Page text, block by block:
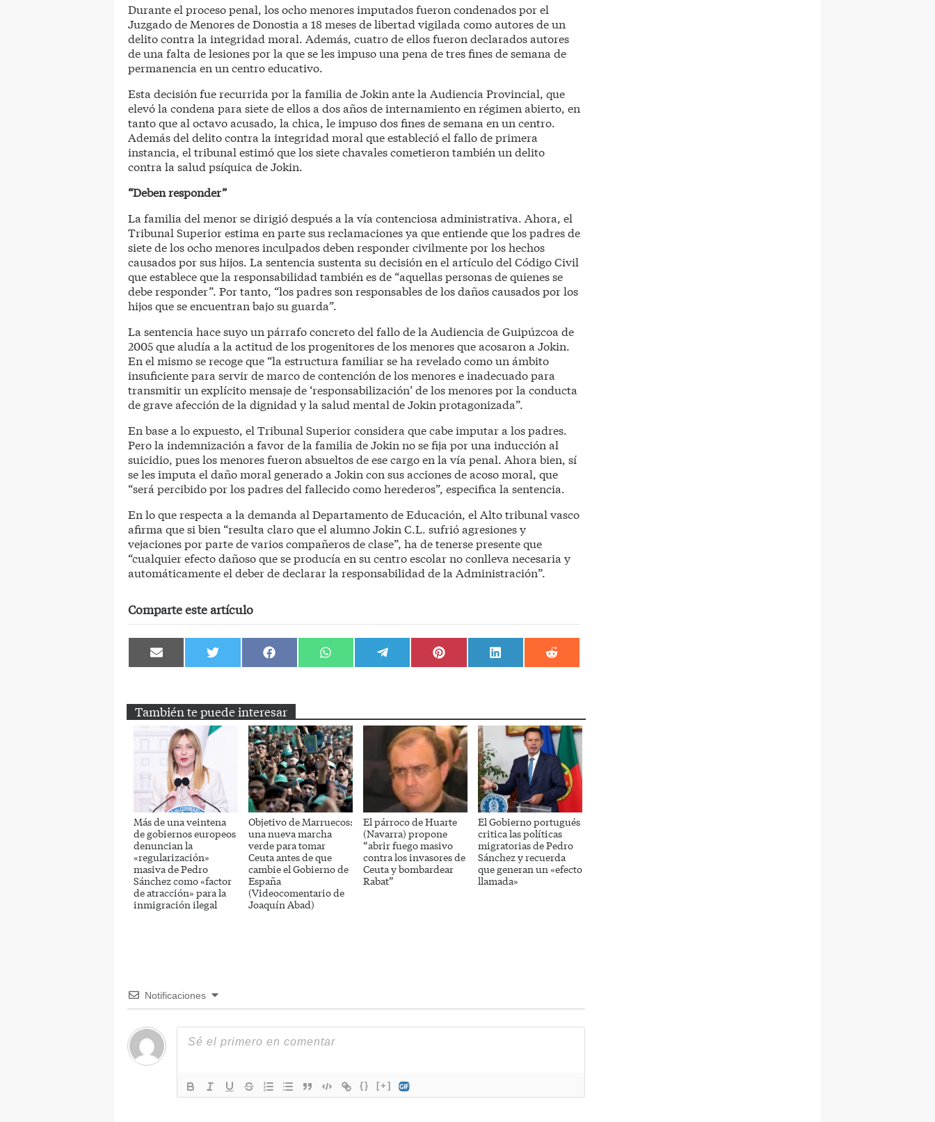
Durante el proceso penal, los ocho menores imputados fueron condenados por el
Juzgado de Menores de Donostia a 18 meses de libertad vigilada como autores de un
delito contra la integridad moral. Además, cuatro de ellos fueron declarados autores
de una falta de lesiones por la que se les impuso una pena de tres fines de semana de
permanencia en un centro educativo.
Esta decisión fue recurrida por la familia de Jokin ante la Audiencia Provincial, que
elevó la condena para siete de ellos a dos años de internamiento en régimen abierto, en
tanto que al octavo acusado, la chica, le impuso dos fines de semana en un centro.
Además del delito contra la integridad moral que estableció el fallo de primera
instancia, el tribunal estimó que los siete chavales cometieron también un delito
contra la salud psíquica de Jokin.
“Deben responder”
La familia del menor se dirigió después a la vía contenciosa administrativa. Ahora, el
Tribunal Superior estima en parte sus reclamaciones ya que entiende que los padres de
siete de los ocho menores inculpados deben responder civilmente por los hechos
causados por sus hijos. La sentencia sustenta su decisión en el artículo del Código Civil
que establece que la responsabilidad también es de “aquellas personas de quienes se
debe responder”. Por tanto, “los padres son responsables de los daños causados por los
hijos que se encuentran bajo su guarda”.
La sentencia hace suyo un párrafo concreto del fallo de la Audiencia de Guipúzcoa de
2005 que aludía a la actitud de los progenitores de los menores que acosaron a Jokin.
En el mismo se recoge que “la estructura familiar se ha revelado como un ámbito
insuficiente para servir de marco de contención de los menores e inadecuado para
transmitir un explícito mensaje de ‘responsabilización’ de los menores por la conducta
de grave afección de la dignidad y la salud mental de Jokin protagonizada”.
En base a lo expuesto, el Tribunal Superior considera que cabe imputar a los padres.
Pero la indemnización a favor de la familia de Jokin no se fija por una inducción al
suicidio, pues los menores fueron absueltos de ese cargo en la vía penal. Ahora bien, sí
se les imputa el daño moral generado a Jokin con sus acciones de acoso moral, que
“será percibido por los padres del fallecido como herederos”, especifica la sentencia.
En lo que respecta a la demanda al Departamento de Educación, el Alto tribunal vasco
afirma que si bien “resulta claro que el alumno Jokin C.L. sufrió agresiones y
vejaciones por parte de varios compañeros de clase”, ha de tenerse presente que
“cualquier efecto dañoso que se producía en su centro escolar no conlleva necesaria y
automáticamente el deber de declarar la responsabilidad de la Administración”.
Comparte este artículo
Compartir
en
Compartir
en
Compartir
en
Compartir
en
Compartir
en
Compartir
en
Compartir
en
Compartir
en
También te puede interesar
Más de una veintena
de gobiernos europeos
denuncian la
«regularización»
masiva de Pedro
Sánchez como «factor
de atracción» para la
inmigración ilegal
Objetivo de Marruecos:
una nueva marcha
verde para tomar
Ceuta antes de que
cambie el Gobierno de
España
(Videocomentario de
Joaquín Abad)
El párroco de Huarte
(Navarra) propone
“abrir fuego masivo
contra los invasores de
Ceuta y bombardear
Rabat”
El Gobierno portugués
critica las políticas
migratorias de Pedro
Sánchez y recuerda
que generan un «efecto
llamada»
Notificaciones
{} [+]